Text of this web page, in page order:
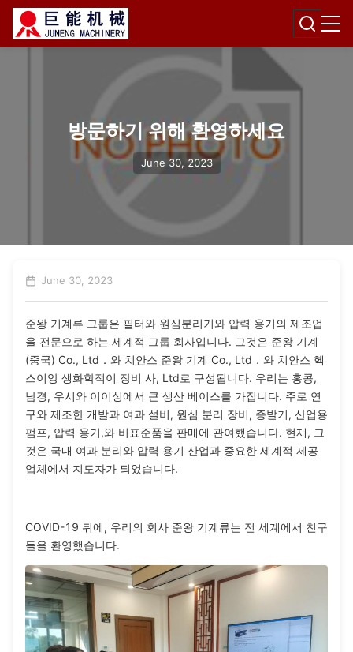
방문하기 위해 환영하세요
June 30, 2023
June 30, 2023
준왕 기계류 그룹은 필터와 원심분리기와 압력 용기의 제조업
을 전문으로 하는 세계적 그룹 회사입니다. 그것은 준왕 기계
(중국) Co., Ltd．와 치안스 준왕 기계 Co., Ltd．와 치안스 헥
스이앙 생화학적이 장비 사, Ltd로 구성됩니다. 우리는 홍콩,
남경, 우시와 이이싱에서 큰 생산 베이스를 가집니다. 주로 연
구와 제조한 개발과 여과 설비, 원심 분리 장비, 증발기, 산업용
펌프, 압력 용기,와 비표준품을 판매에 관여했습니다. 현재, 그
것은 국내 여과 분리와 압력 용기 산업과 중요한 세계적 제공
업체에서 지도자가 되었습니다.
COVID-19 뒤에, 우리의 회사 준왕 기계류는 전 세계에서 친구
들을 환영했습니다.